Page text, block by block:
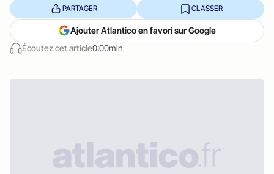
Écoutez cet article0:00min
PARTAGER CLASSER
Ajouter Atlantico en favori sur Google